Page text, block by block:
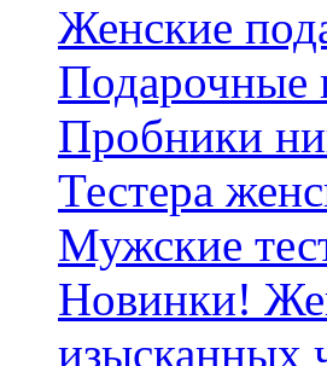
Женские
Подарочные
Пробники
Тестера
Мужские
Новинки!
изысканных